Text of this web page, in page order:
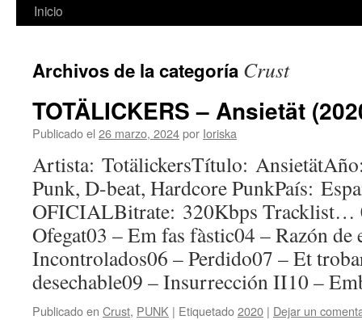
Inicio
Archivos de la categoría Crust
TOTÄLICKERS – Ansietät
Publicado el 26 marzo, 2024por Ioriska
Artista: TotälickersTítulo:
Punk, D-beat, Hardcore PunkPaís:
OFICIALBitrate: 320Kbps Tracklist…
Ofegat03 – Em fas fàstic04 – Razón de
Incontrolados06 – Perdido07 – Et
desechable09 – Insurrección II10 –
Publicado en Crust, PUNK | Etiquetado2020 | Dejar un